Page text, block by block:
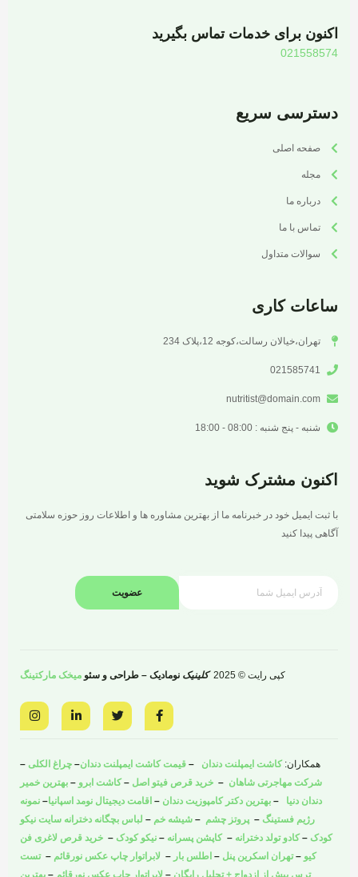
اکنون برای خدمات تماس بگیرید
021558574
دسترسی سریع
صفحه اصلی
مجله
درباره ما
تماس با ما
سوالات متداول
ساعات کاری
تهران،خیالان رسالت،کوجه 12،پلاک 234
021585741
nutritist@domain.com
شنبه - پنج شنبه : 08:00 - 18:00
اکنون مشترک شوید
با ثبت ایمیل خود در خبرنامه ما از بهترین مشاوره ها و اطلاعات روز حوزه سلامتی
آگاهی پیدا کنید
عضویت
کپی رایت © 2025 کلینیک نومادیک – طراحی و سئو میخک مارکتینگ
F
a
c
o
o
k
-
w
i
e
r
L
i
n
d
-
n
I
n
s
g
r
a
m
همکاران: کاشت ایمپلنت دندان – قیمت کاشت ایمپلنت دندان– چراغ الکلی –
شرکت مهاجرتی شاهان – خرید قرص فیتو اصل –کاشت ابرو – بهترین خمیر
دندان دنیا – بهترین دکتر کامپوزیت دندان – اقامت دیجیتال نومد اسپانیا– نمونه
رژیم فستینگ – پروتز چشم – شیشه خم – لباس بچگانه دخترانه سایت نیکو
کودک –کادو تولد دخترانه –کاپشن پسرانه – نیکو کودک – خرید قرص لاغری فن
کیو –تهران اسکرین پنل – اطلس بار – لابراتوار چاپ عکس نورقائم –تست
ترس پیش از ازدواج + تحلیل رایگان – لابراتوار چاپ عکس نورقائم – بهترین